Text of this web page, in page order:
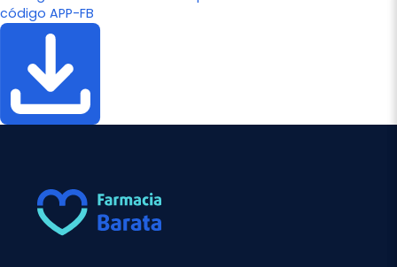
código APP-FB